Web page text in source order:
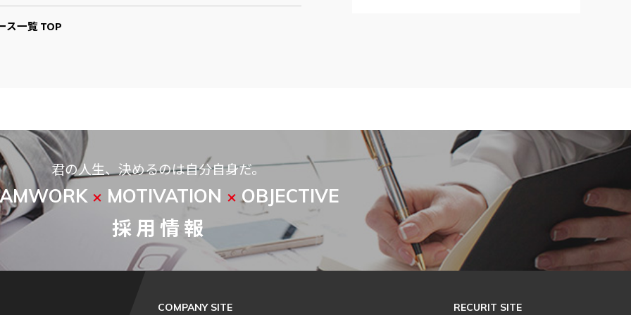
ス一覧 TOP
君の人生、決めるのは自分自身だ。
× MOTIVATION × OBJECTIVE
採 用 情 報
COMPANY SITE RECURIT SITE